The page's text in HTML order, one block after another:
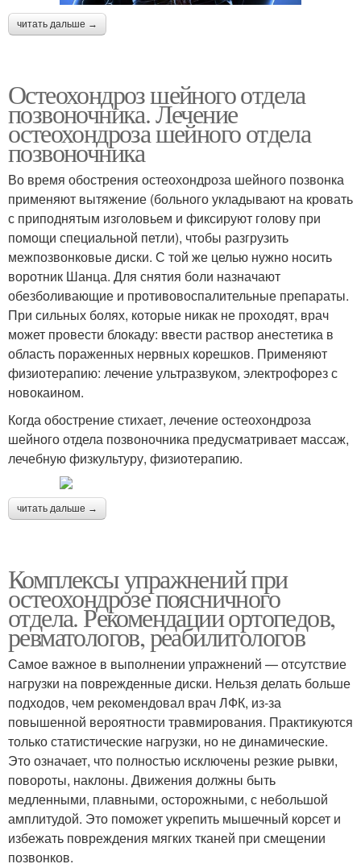
читать дальше →
Остеохондроз шейного отдела
позвоночника. Лечение
остеохондроза шейного отдела
позвоночника
Во время обострения остеохондроза шейного позвонка
применяют вытяжение (больного укладывают на кровать
с приподнятым изголовьем и фиксируют голову при
помощи специальной петли), чтобы разгрузить
межпозвонковые диски. С той же целью нужно носить
воротник Шанца. Для снятия боли назначают
обезболивающие и противовоспалительные препараты.
При сильных болях, которые никак не проходят, врач
может провести блокаду: ввести раствор анестетика в
область пораженных нервных корешков. Применяют
физиотерапию: лечение ультразвуком, электрофорез с
новокаином.
Когда обострение стихает, лечение остеохондроза
шейного отдела позвоночника предусматривает массаж,
лечебную физкультуру, физиотерапию.
читать дальше →
Комплексы упражнений при
остеохондрозе поясничного
отдела. Рекомендации ортопедов,
ревматологов, реабилитологов
Самое важное в выполнении упражнений — отсутствие
нагрузки на поврежденные диски. Нельзя делать больше
подходов, чем рекомендовал врач ЛФК, из-за
повышенной вероятности травмирования. Практикуются
только статистические нагрузки, но не динамические.
Это означает, что полностью исключены резкие рывки,
повороты, наклоны. Движения должны быть
медленными, плавными, осторожными, с небольшой
амплитудой. Это поможет укрепить мышечный корсет и
избежать повреждения мягких тканей при смещении
позвонков.